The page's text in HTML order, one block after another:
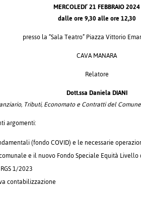
MERCOLEDI’ 21 FEBBRAIO 2024
dalle ore 9,30 alle ore 12,30
presso la “Sala Teatro” Piazza Vittorio
CAVA MANARA
Relatore
Dott.ssa Daniela DIANI
Tributi, Economato e Contratti del
argomenti:
(fondo COVID) e le necessarie
e il nuovo Fondo Speciale Equità
1/2023
contabilizzazione